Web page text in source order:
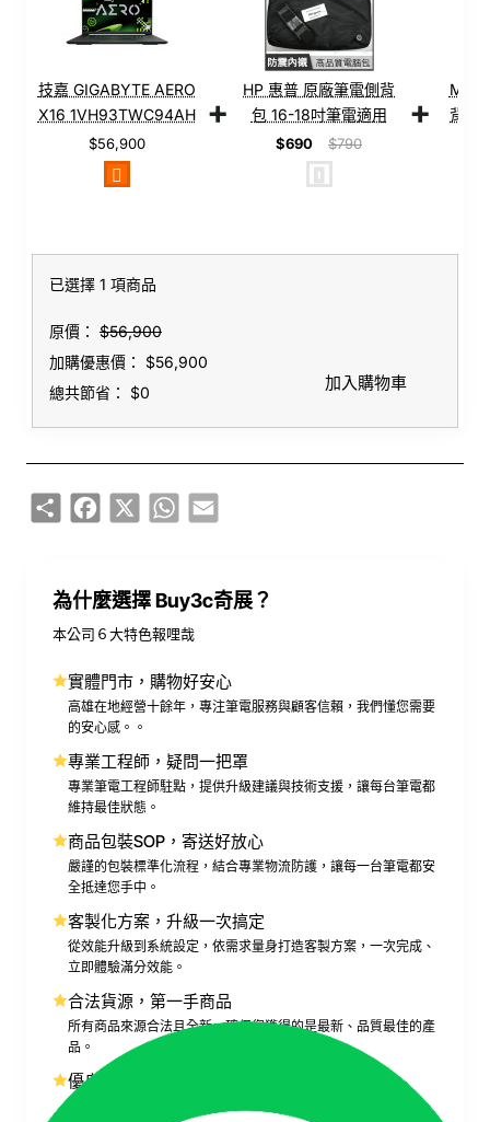
技嘉 GIGABYTE AERO
X16 1VH93TWC94AH
太空灰【Ryzen Al 7
350/16G/RTX 5060
8G/1TB
$56,900
+
HP 惠普 原廠筆電側背
包 16-18吋筆電適用
【側背包/筆電
包/Buy3c奇展】
$690 $790
+
MSI
背包
已選擇 1 項商品
原價： $56,900
加購優惠價： $56,900
總共節省： $0 加入購物車
ShareFacebook
X WhatsApp
Email
為什麼選擇 Buy3c奇展？
本公司６大特色報哩哉
實體門市，購物好安心
高雄在地經營十餘年，專注筆電服務與顧客信賴，我們懂您需要
的安心感。。
專業工程師，疑問一把罩
專業筆電工程師駐點，提供升級建議與技術支援，讓每台筆電都
維持最佳狀態。
商品包裝SOP，寄送好放心
嚴謹的包裝標準化流程，結合專業物流防護，讓每一台筆電都安
全抵達您手中。
客製化方案，升級一次搞定
從效能升級到系統設定，依需求量身打造客製方案，一次完成、
立即體驗滿分效能。
合法貨源，第一手商品
所有商品來源合法且全新，確保您獲得的是最新、品質最佳的產
品。
優良客服，線上購買如親臨門市